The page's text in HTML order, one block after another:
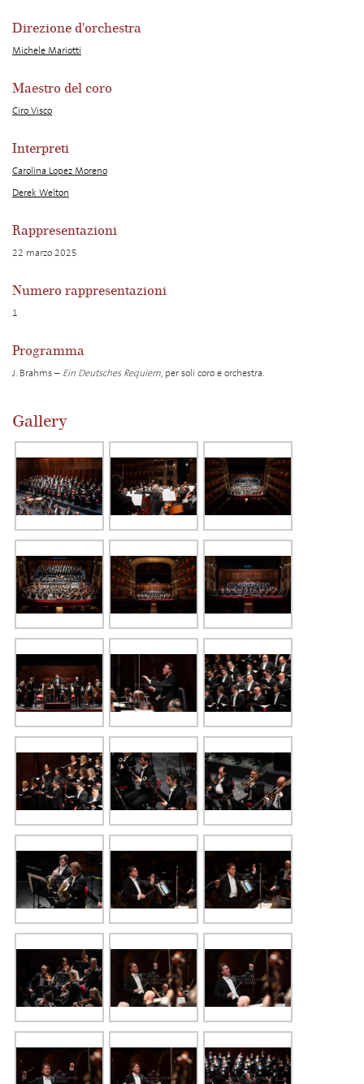
Direzione d'orchestra
Michele Mariotti
Maestro del coro
Ciro Visco
Interpreti
Carolina Lopez Moreno
Derek Welton
Rappresentazioni
22 marzo 2025
Numero rappresentazioni
1
Programma
J. Brahms – Ein Deutsches Requiem, per soli coro e orchestra.
Gallery